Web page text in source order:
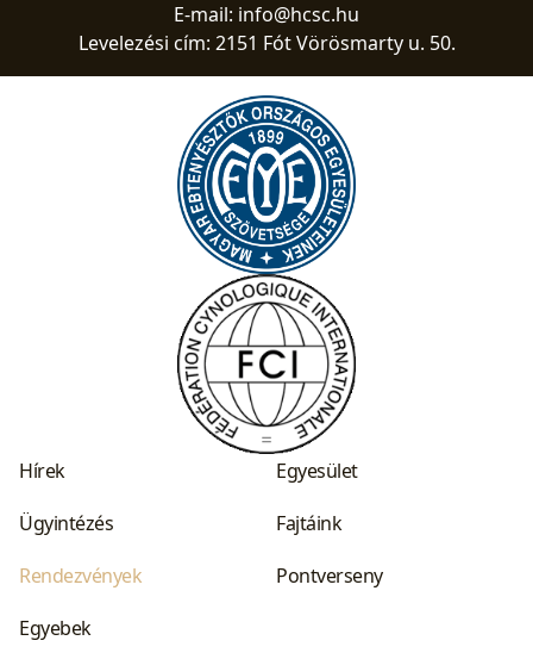
E-mail: info@hcsc.hu
Levelezési cím: 2151 Fót Vörösmarty u. 50.
Hírek
Egyesület
Ügyintézés
Fajtáink
Rendezvények
Pontverseny
Egyebek